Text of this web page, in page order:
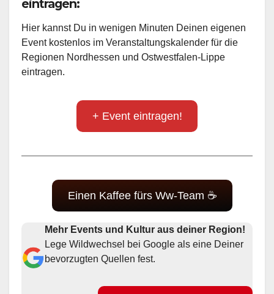
eintragen:
Hier kannst Du in wenigen Minuten Deinen eigenen
Event kostenlos im Veranstaltungskalender für die
Regionen Nordhessen und Ostwestfalen-Lippe
eintragen.
+ Event eintragen!
Einen Kaffee fürs Ww-Team ☕
Mehr Events und Kultur aus deiner Region!
Lege Wildwechsel bei Google als eine Deiner
bevorzugten Quellen fest.